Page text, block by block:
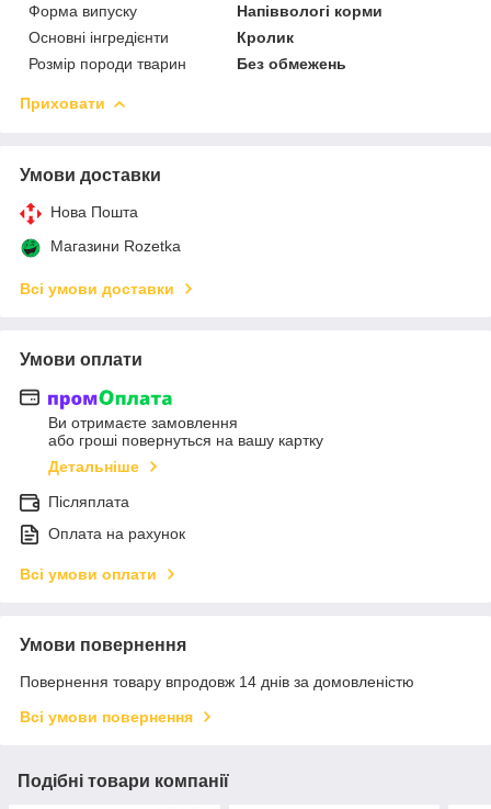
Форма випуску
Напіввологі корми
Основні інгредієнти
Кролик
Розмір породи тварин
Без обмежень
Приховати
Умови доставки
Нова Пошта
Магазини Rozetka
Всі умови доставки
Умови оплати
Ви отримаєте замовлення
або гроші повернуться на вашу картку
Детальніше
Післяплата
Оплата на рахунок
Всі умови оплати
Умови повернення
Повернення товару впродовж 14 днів за домовленістю
Всі умови повернення
Подібні товари компанії